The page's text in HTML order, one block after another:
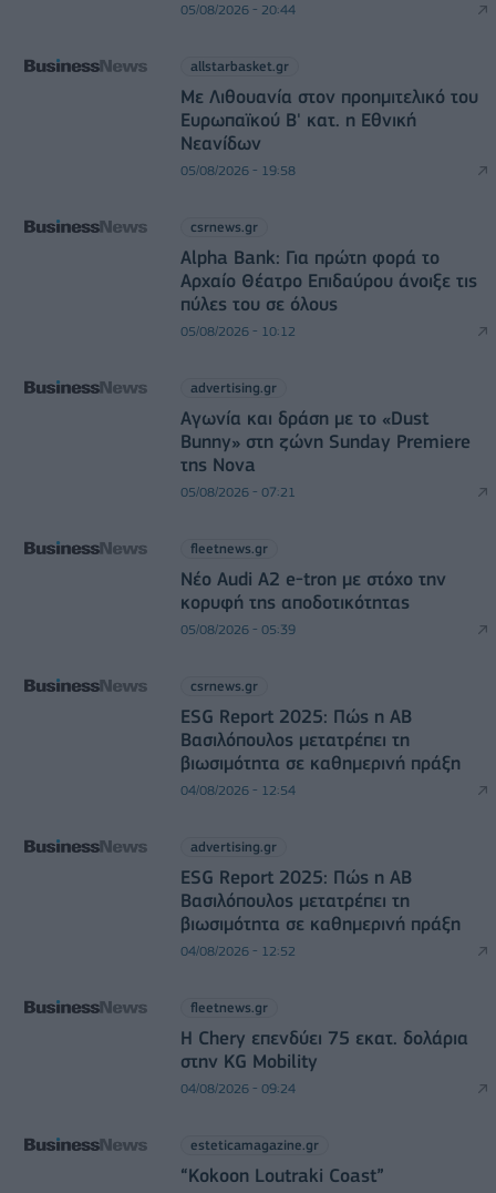
05/08/2026 - 20:44
allstarbasket.gr
Με Λιθουανία στον προημιτελικό του
Ευρωπαϊκού Β' κατ. η Εθνική
Νεανίδων
05/08/2026 - 19:58
csrnews.gr
Alpha Bank: Για πρώτη φορά το
Αρχαίο Θέατρο Επιδαύρου άνοιξε τις
πύλες του σε όλους
05/08/2026 - 10:12
advertising.gr
Αγωνία και δράση με το «Dust
Bunny» στη ζώνη Sunday Premiere
της Nova
05/08/2026 - 07:21
fleetnews.gr
Νέο Audi A2 e-tron με στόχο την
κορυφή της αποδοτικότητας
05/08/2026 - 05:39
csrnews.gr
ESG Report 2025: Πώς η ΑΒ
Βασιλόπουλος μετατρέπει τη
βιωσιμότητα σε καθημερινή πράξη
04/08/2026 - 12:54
advertising.gr
ESG Report 2025: Πώς η ΑΒ
Βασιλόπουλος μετατρέπει τη
βιωσιμότητα σε καθημερινή πράξη
04/08/2026 - 12:52
fleetnews.gr
Η Chery επενδύει 75 εκατ. δολάρια
στην KG Mobility
04/08/2026 - 09:24
esteticamagazine.gr
“Kokoon Loutraki Coast”